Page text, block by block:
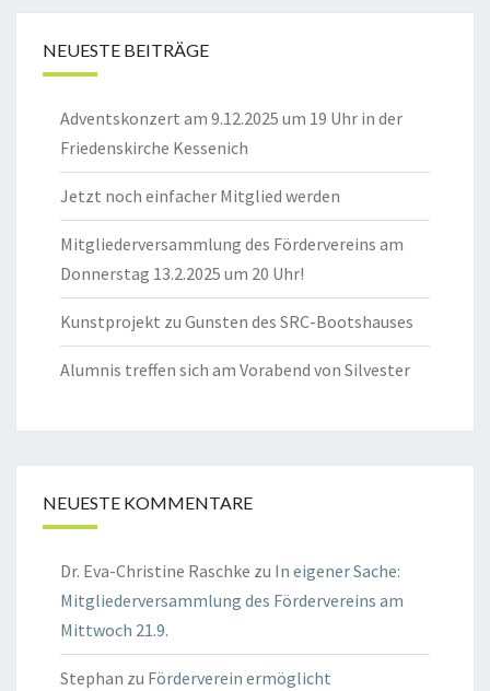
NEUESTE BEITRÄGE
Adventskonzert am 9.12.2025 um 19 Uhr in der
Friedenskirche Kessenich
Jetzt noch einfacher Mitglied werden
Mitgliederversammlung des Fördervereins am
Donnerstag 13.2.2025 um 20 Uhr!
Kunstprojekt zu Gunsten des SRC-Bootshauses
Alumnis treffen sich am Vorabend von Silvester
NEUESTE KOMMENTARE
Dr. Eva-Christine Raschke zu In eigener Sache:
Mitgliederversammlung des Fördervereins am
Mittwoch 21.9.
Stephan zu Förderverein ermöglicht